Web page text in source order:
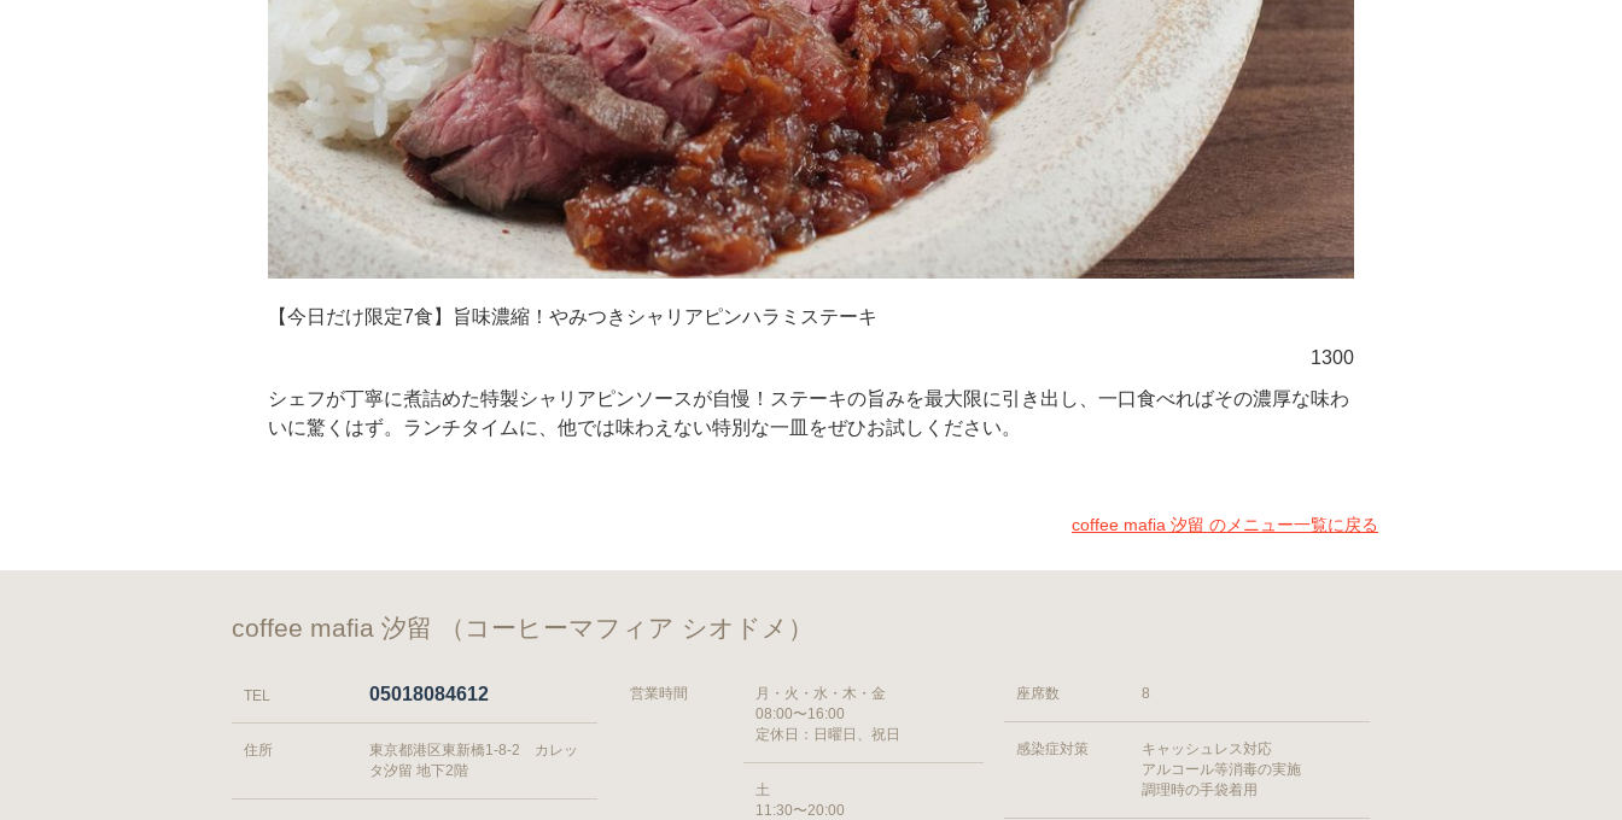
【今日だけ限定7食】旨味濃縮！やみつきシャリアピンハラミステーキ
1300
シェフが丁寧に煮詰めた特製シャリアピンソースが自慢！ステーキの旨みを最大限に引き出し、一口食べればその濃厚な味わ
いに驚くはず。ランチタイムに、他では味わえない特別な一皿をぜひお試しください。
coffee mafia 汐留 のメニュー一覧に戻る
coffee mafia 汐留 （コーヒーマフィア シオドメ）
TEL 05018084612
住所
東京都港区東新橋1-8-2 カレッ
タ汐留 地下2階
営業時間
月・火・水・木・金
08:00〜16:00
定休日：日曜日、祝日
土
11:30〜20:00
座席数 8
感染症対策
キャッシュレス対応
アルコール等消毒の実施
調理時の手袋着用